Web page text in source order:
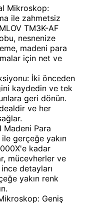
Mikroskop:
ile zahmetsiz
TM3K-AF
nesnenize
madeni para
için net ve
İki önceden
kaydedin ve tek
geri dönün.
ve her
Madeni Para
gerçeğe yakın
kadar
mücevherler ve
detayları
yakın renk
Geniş